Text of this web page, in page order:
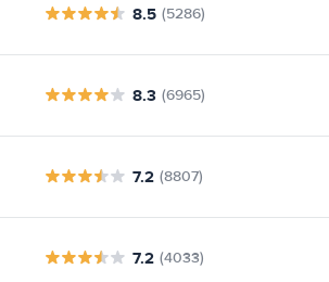
8.5 (5286)
8.3 (6965)
7.2 (8807)
7.2 (4033)